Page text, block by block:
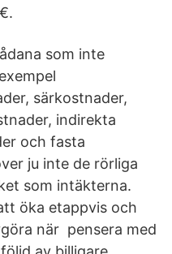
som inte
särkostnader,
indirekta
och fasta
ju inte de rörliga
som intäkterna.
öka etappvis och
när pensera med